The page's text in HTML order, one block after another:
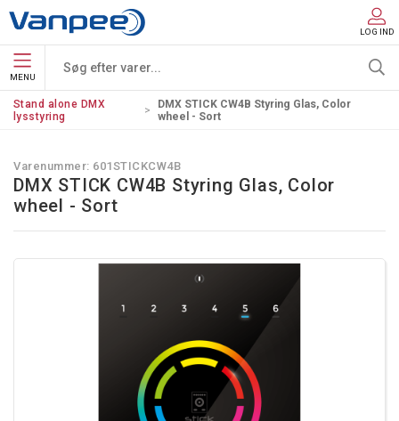
LOG IND
MENU
Stand alone DMX
lysstyring
DMX STICK CW4B Styring Glas, Color
wheel - Sort
Varenummer: 601STICKCW4B
DMX STICK CW4B Styring Glas, Color
wheel - Sort